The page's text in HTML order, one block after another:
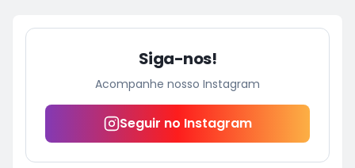
Siga-nos!
Acompanhe nosso Instagram
Seguir no Instagram